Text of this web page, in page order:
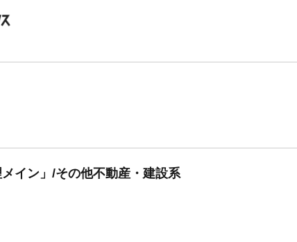
イン」/その他不動産・建設系